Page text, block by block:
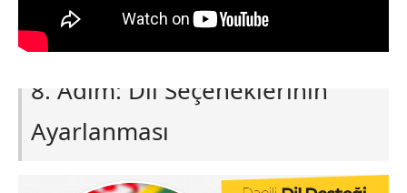
8. Adım: Dil Seçeneklerinin
Ayarlanması